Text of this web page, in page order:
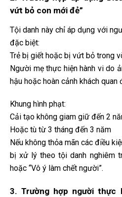
vứt bỏ con mới đẻ”
Tội danh này chỉ áp dụng với
đặc biệt:
Trẻ bị giết hoặc bị vứt bỏ trong
Người mẹ thực hiện hành vi do
hậu hoặc hoàn cảnh khách quan
Khung hình phạt:
Cải tạo không giam giữ đến 2
Hoặc tù từ 3 tháng đến 3 năm
Nếu không thỏa mãn các điều
bị xử lý theo tội danh nghiêm
hoặc “Vô ý làm chết người”.
3. Trường hợp người thực